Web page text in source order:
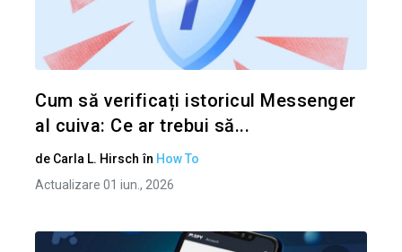
Cum să verificați istoricul Messenger
al cuiva: Ce ar trebui să...
de Carla L. Hirsch în How To
Actualizare 01 iun., 2026